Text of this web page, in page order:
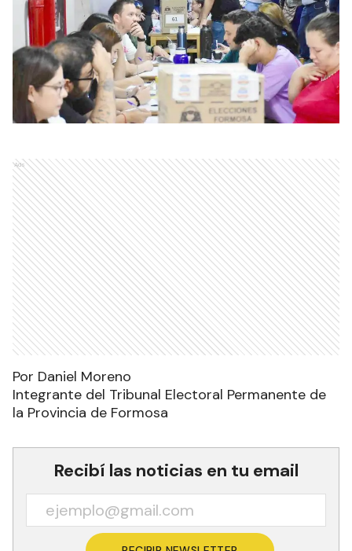
Ads
Por Daniel Moreno
Integrante del Tribunal Electoral Permanente de
la Provincia de Formosa
Recibí las noticias en tu email